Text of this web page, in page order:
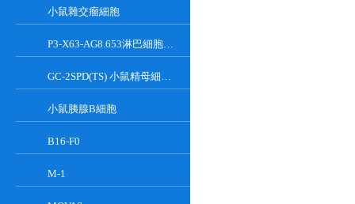
小鼠雜交瘤細胞
P3-X63-AG8.653淋巴細胞小鼠骨髓瘤細胞
GC-2SPD(TS) 小鼠精母細胞系
小鼠胰腺Β細胞
B16-F0
M-1